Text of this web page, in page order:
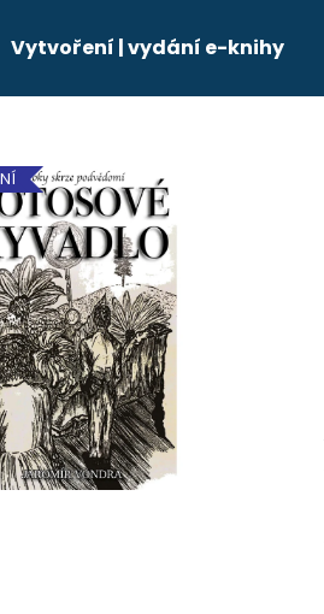
Vytvoření | vydání e-knihy
najít?